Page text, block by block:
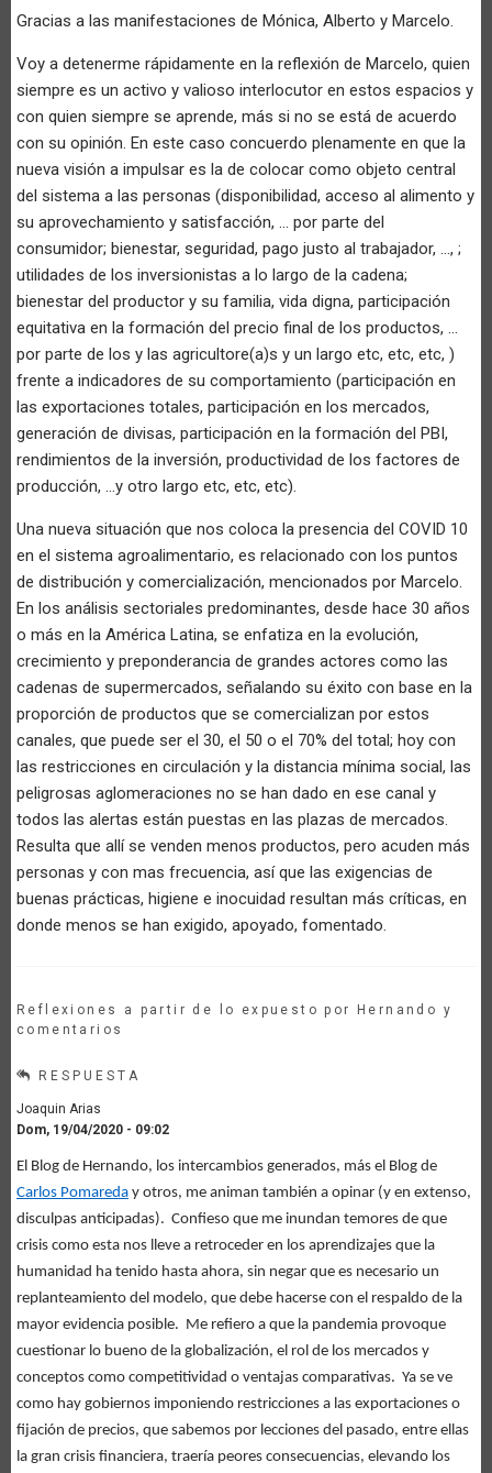
Gracias a las manifestaciones de Mónica, Alberto y Marcelo.
Voy a detenerme rápidamente en la reflexión de Marcelo, quien
siempre es un activo y valioso interlocutor en estos espacios y
con quien siempre se aprende, más si no se está de acuerdo
con su opinión. En este caso concuerdo plenamente en que la
nueva visión a impulsar es la de colocar como objeto central
del sistema a las personas (disponibilidad, acceso al alimento y
su aprovechamiento y satisfacción, ... por parte del
consumidor; bienestar, seguridad, pago justo al trabajador, ..., ;
utilidades de los inversionistas a lo largo de la cadena;
bienestar del productor y su familia, vida digna, participación
equitativa en la formación del precio final de los productos, ...
por parte de los y las agricultore(a)s y un largo etc, etc, etc, )
frente a indicadores de su comportamiento (participación en
las exportaciones totales, participación en los mercados,
generación de divisas, participación en la formación del PBI,
rendimientos de la inversión, productividad de los factores de
producción, ...y otro largo etc, etc, etc).
Una nueva situación que nos coloca la presencia del COVID 10
en el sistema agroalimentario, es relacionado con los puntos
de distribución y comercialización, mencionados por Marcelo.
En los análisis sectoriales predominantes, desde hace 30 años
o más en la América Latina, se enfatiza en la evolución,
crecimiento y preponderancia de grandes actores como las
cadenas de supermercados, señalando su éxito con base en la
proporción de productos que se comercializan por estos
canales, que puede ser el 30, el 50 o el 70% del total; hoy con
las restricciones en circulación y la distancia mínima social, las
peligrosas aglomeraciones no se han dado en ese canal y
todos las alertas están puestas en las plazas de mercados.
Resulta que allí se venden menos productos, pero acuden más
personas y con mas frecuencia, así que las exigencias de
buenas prácticas, higiene e inocuidad resultan más críticas, en
donde menos se han exigido, apoyado, fomentado.
Reflexiones a partir de lo expuesto por Hernando y
comentarios
RESPUESTA
Joaquin Arias
Dom, 19/04/2020 - 09:02
El Blog de Hernando, los intercambios generados, más el Blog de
Carlos Pomareda y otros, me animan también a opinar (y en extenso,
disculpas anticipadas). Confieso que me inundan temores de que
crisis como esta nos lleve a retroceder en los aprendizajes que la
humanidad ha tenido hasta ahora, sin negar que es necesario un
replanteamiento del modelo, que debe hacerse con el respaldo de la
mayor evidencia posible. Me refiero a que la pandemia provoque
cuestionar lo bueno de la globalización, el rol de los mercados y
conceptos como competitividad o ventajas comparativas. Ya se ve
como hay gobiernos imponiendo restricciones a las exportaciones o
fijación de precios, que sabemos por lecciones del pasado, entre ellas
la gran crisis financiera, traería peores consecuencias, elevando los